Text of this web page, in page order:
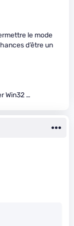
le mode
d’être un
Win32 …